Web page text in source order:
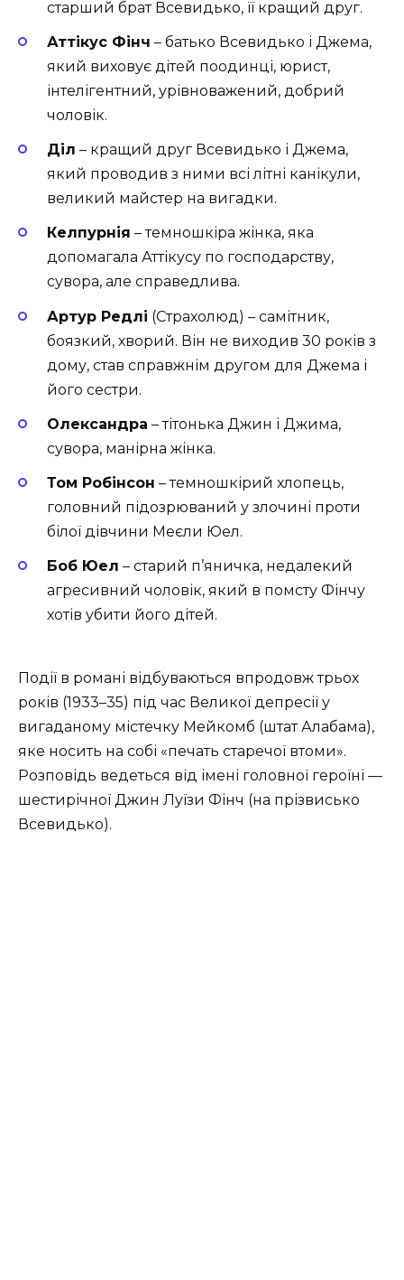
старший брат Всевидько, її кращий друг.
Аттікус Фінч – батько Всевидько і Джема,
який виховує дітей поодинці, юрист,
інтелігентний, урівноважений, добрий
чоловік.
Діл – кращий друг Всевидько і Джема,
який проводив з ними всі літні канікули,
великий майстер на вигадки.
Келпурнія – темношкіра жінка, яка
допомагала Аттікусу по господарству,
сувора, але справедлива.
Артур Редлі (Страхолюд) – самітник,
боязкий, хворий. Він не виходив 30 років з
дому, став справжнім другом для Джема і
його сестри.
Олександра – тітонька Джин і Джима,
сувора, манірна жінка.
Том Робінсон – темношкірий хлопець,
головний підозрюваний у злочині проти
білої дівчини Меєли Юел.
Боб Юел – старий п’яничка, недалекий
агресивний чоловік, який в помсту Фінчу
хотів убити його дітей.
Події в романі відбуваються впродовж трьох
років (1933–35) під час Великої депресії у
вигаданому містечку Мейкомб (штат Алабама),
яке носить на собі «печать старечої втоми».
Розповідь ведеться від імені головної героїні —
шестирічної Джин Луїзи Фінч (на прізвисько
Всевидько).